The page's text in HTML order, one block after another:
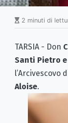
2 minuti di
TARSIA - Don
Santi Pietro
l’Arcivescovo
Aloise.